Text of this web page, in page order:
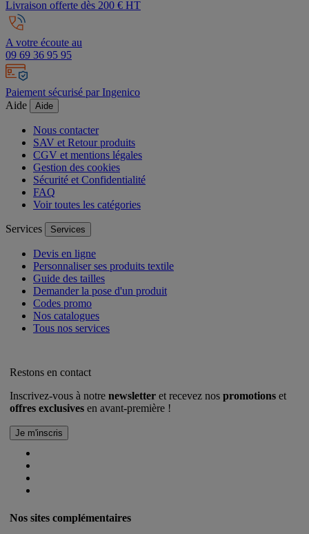
Livraison offerte dès 200 € HT
A votre écoute au
09 69 36 95 95
Paiement sécurisé par Ingenico
Aide
Aide
Nous contacter
SAV et Retour produits
CGV et mentions légales
Gestion des cookies
Sécurité et Confidentialité
FAQ
Voir toutes les catégories
Services Services
Devis en ligne
Personnaliser ses produits textile
Guide des tailles
Demander la pose d'un produit
Codes promo
Nos catalogues
Tous nos services
Restons en contact
Inscrivez-vous à notre newsletter et recevez nos promotions et
offres exclusives en avant-première !
Nos sites complémentaires